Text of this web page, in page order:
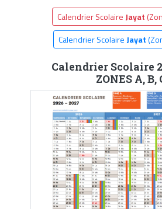
Calendrier Scolaire Jayat
Calendrier Scolaire Jayat
Calendrier Scolaire
ZONES A, B,